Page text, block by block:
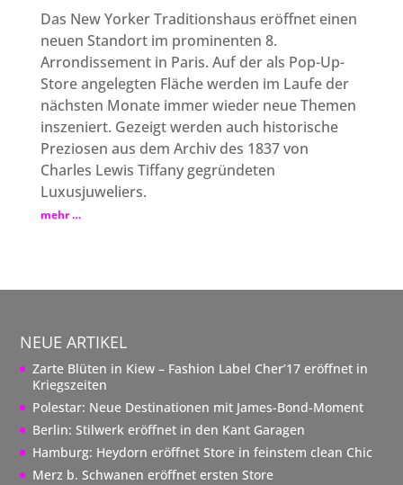
Das New Yorker Traditionshaus eröffnet einen
neuen Standort im prominenten 8.
Arrondissement in Paris. Auf der als Pop-Up-
Store angelegten Fläche werden im Laufe der
nächsten Monate immer wieder neue Themen
inszeniert. Gezeigt werden auch historische
Preziosen aus dem Archiv des 1837 von
Charles Lewis Tiffany gegründeten
Luxusjuweliers.
mehr …
NEUE ARTIKEL
Zarte Blüten in Kiew – Fashion Label Cher’17 eröffnet in
Kriegszeiten
Polestar: Neue Destinationen mit James-Bond-Moment
Berlin: Stilwerk eröffnet in den Kant Garagen
Hamburg: Heydorn eröffnet Store in feinstem clean Chic
Merz b. Schwanen eröffnet ersten Store